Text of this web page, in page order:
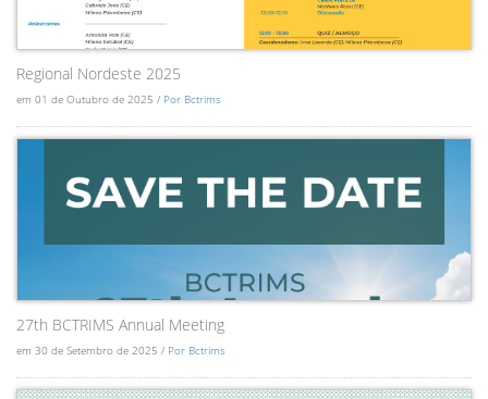
Regional Nordeste 2025
em 01 de Outubro de 2025 / Por Bctrims
27th BCTRIMS Annual Meeting
em 30 de Setembro de 2025 / Por Bctrims